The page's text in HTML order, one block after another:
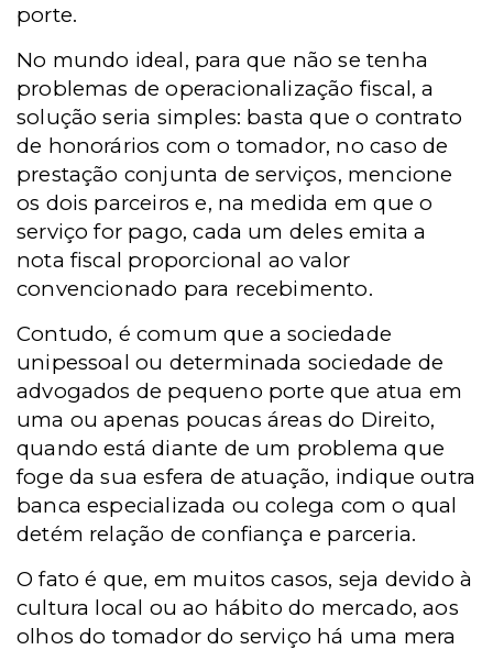
porte.
No mundo ideal, para que não se tenha
problemas de operacionalização fiscal, a
solução seria simples: basta que o contrato
de honorários com o tomador, no caso de
prestação conjunta de serviços, mencione
os dois parceiros e, na medida em que o
serviço for pago, cada um deles emita a
nota fiscal proporcional ao valor
convencionado para recebimento.
Contudo, é comum que a sociedade
unipessoal ou determinada sociedade de
advogados de pequeno porte que atua em
uma ou apenas poucas áreas do Direito,
quando está diante de um problema que
foge da sua esfera de atuação, indique outra
banca especializada ou colega com o qual
detém relação de confiança e parceria.
O fato é que, em muitos casos, seja devido à
cultura local ou ao hábito do mercado, aos
olhos do tomador do serviço há uma mera